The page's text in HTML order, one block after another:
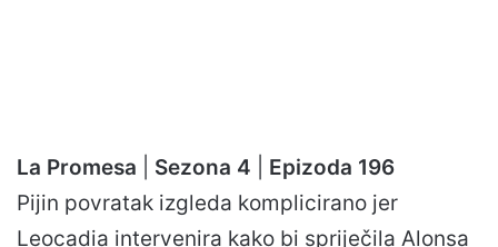
La Promesa Sezona 4
Epizoda 196
Pijin povratak izgleda komplicirano jer
Leocadia intervenira kako bi spriječila Alonsa